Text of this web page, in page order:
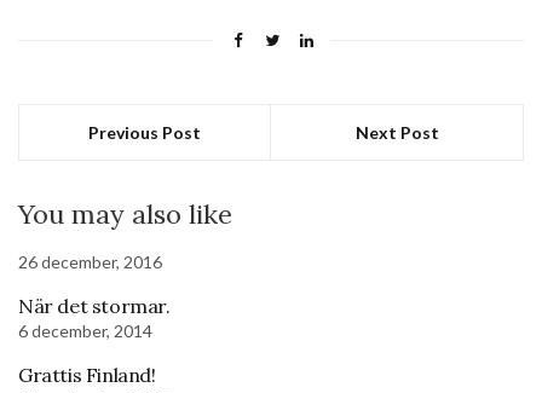
Previous Post Next Post
You may also like
26 december, 2016
När det stormar.
6 december, 2014
Grattis Finland!